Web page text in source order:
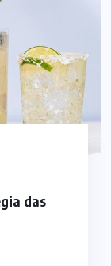
das